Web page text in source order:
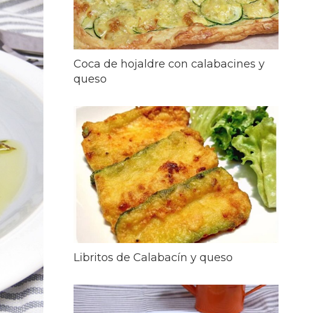
Coca de hojaldre con calabacines y
queso
Libritos de Calabacín y queso